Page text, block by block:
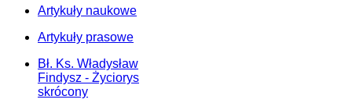
Artykuły naukowe
Artykuły prasowe
Bł. Ks. Władysław
Findysz - Życiorys
skrócony